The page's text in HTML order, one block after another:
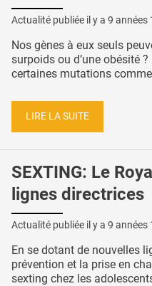
Actualité publiée il y a 9 années
Nos gènes à eux seuls
surpoids ou d’une obésité
certaines mutations
LIRE LA SUITE
SEXTING: Le
lignes directrices
Actualité publiée il y a 9 années
En se dotant de nouvelles
prévention et la prise en
sexting chez les